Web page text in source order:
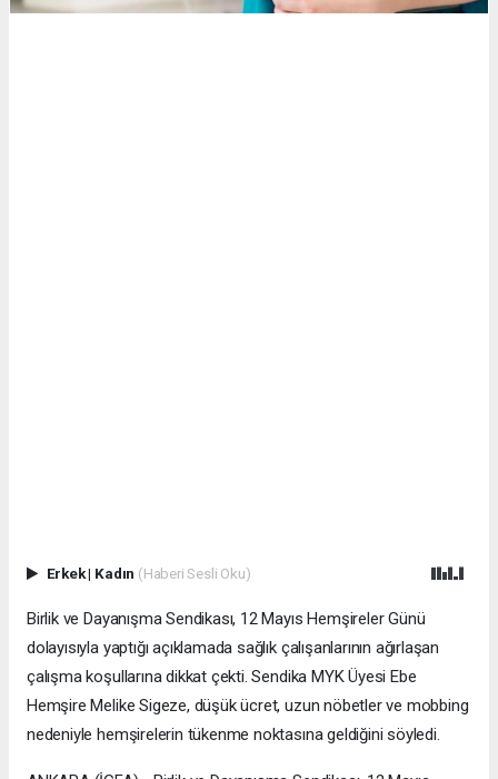
Erkek| Kadın (Haberi Sesli Oku)
Birlik ve Dayanışma Sendikası, 12 Mayıs Hemşireler Günü
dolayısıyla yaptığı açıklamada sağlık çalışanlarının ağırlaşan
çalışma koşullarına dikkat çekti. Sendika MYK Üyesi Ebe
Hemşire Melike Sigeze, düşük ücret, uzun nöbetler ve mobbing
nedeniyle hemşirelerin tükenme noktasına geldiğini söyledi.